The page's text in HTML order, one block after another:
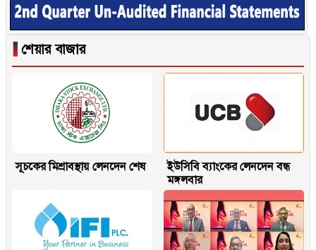
▐ শেয়ার বাজার
সূচকের মিশ্রাবস্থায় লেনদেন শেষ
ইউসিবি ব্যাংকের লেনদেন বন্ধ
মঙ্গলবার